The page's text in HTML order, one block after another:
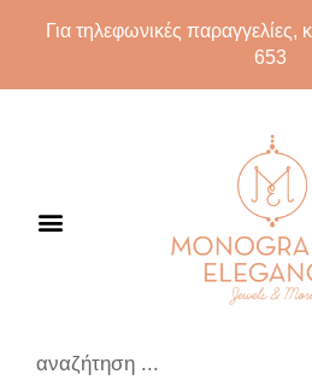
Για τηλεφωνικές
653